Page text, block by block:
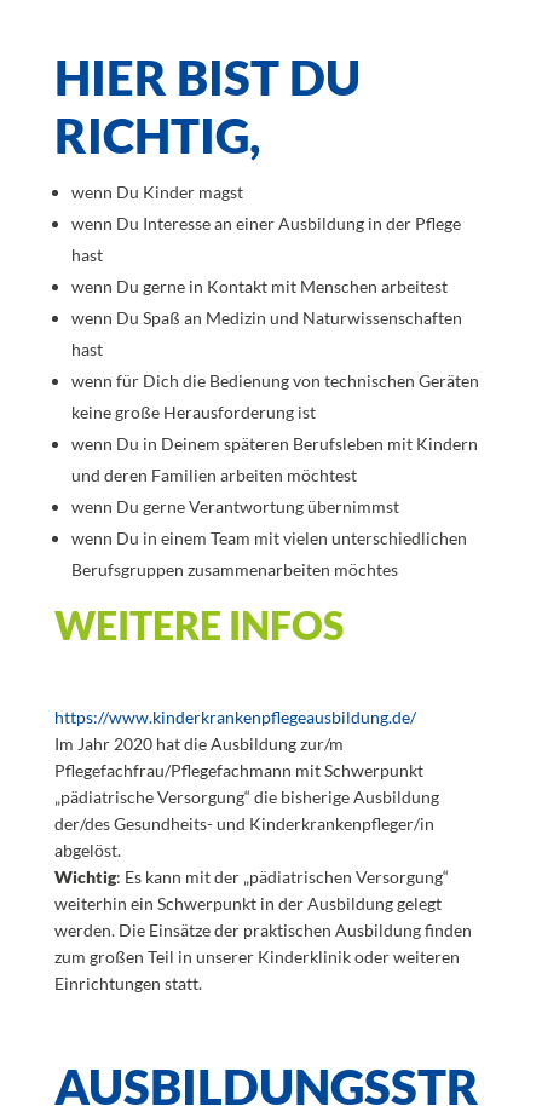
HIER BIST DU
RICHTIG,
wenn Du Kinder magst
wenn Du Interesse an einer Ausbildung in der Pflege
hast
wenn Du gerne in Kontakt mit Menschen arbeitest
wenn Du Spaß an Medizin und Naturwissenschaften
hast
wenn für Dich die Bedienung von technischen Geräten
keine große Herausforderung ist
wenn Du in Deinem späteren Berufsleben mit Kindern
und deren Familien arbeiten möchtest
wenn Du gerne Verantwortung übernimmst
wenn Du in einem Team mit vielen unterschiedlichen
Berufsgruppen zusammenarbeiten möchtes
WEITERE INFOS
https://www.kinderkrankenpflegeausbildung.de/
Im Jahr 2020 hat die Ausbildung zur/m
Pflegefachfrau/Pflegefachmann mit Schwerpunkt
„pädiatrische Versorgung“ die bisherige Ausbildung
der/des Gesundheits- und Kinderkrankenpfleger/in
abgelöst.
Wichtig: Es kann mit der „pädiatrischen Versorgung“
weiterhin ein Schwerpunkt in der Ausbildung gelegt
werden. Die Einsätze der praktischen Ausbildung finden
zum großen Teil in unserer Kinderklinik oder weiteren
Einrichtungen statt.
AUSBILDUNGSSTR